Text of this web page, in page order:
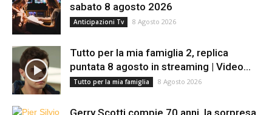
sabato 8 agosto 2026
Anticipazioni Tv 8 Agosto 2026
Tutto per la mia famiglia 2, replica
puntata 8 agosto in streaming | Video...
Tutto per la mia famiglia 8 Agosto 2026